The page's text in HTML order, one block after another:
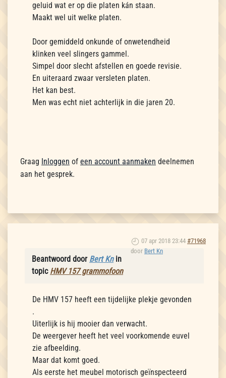
geluid wat er op die platen kán staan.
Maakt wel uit welke platen.
Door gemiddeld onkunde of onwetendheid
klinken veel slingers gammel.
Simpel door slecht afstellen en goede revisie.
En uiteraard zwaar versleten platen.
Het kan best.
Men was echt niet achterlijk in die jaren 20.
Graag Inloggen of een account aanmaken deelnemen
aan het gesprek.
07 apr 2018 23:44 #71968
door Bert Kn
Beantwoord door Bert Knin
topic HMV 157 grammofoon
De HMV 157 heeft een tijdelijke plekje gevonden
.
Uiterlijk is hij mooier dan verwacht.
De weergever heeft het veel voorkomende euvel
zie afbeelding.
Maar dat komt goed.
Als eerste het meubel motorisch geïnspecteerd